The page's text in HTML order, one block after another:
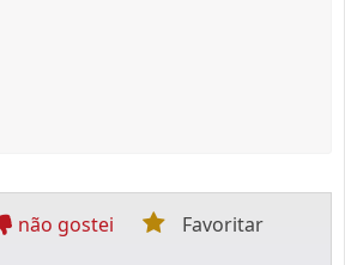
não gostei Favoritar